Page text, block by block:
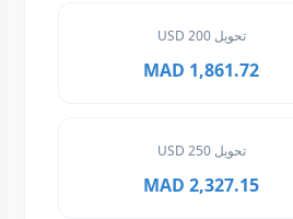
تحويل 200 USD
1,861.72 MAD
تحويل 250 USD
2,327.15 MAD